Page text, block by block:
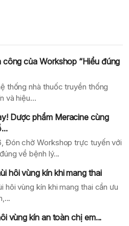
công của Workshop “Hiểu đúng
thống nhà thuốc truyền thống
và hiệu...
Dược phẩm Meracine cùng
Đón chờ Workshop trực tuyến với
về bệnh lý...
hôi vùng kín khi mang thai
hôi vùng kín khi mang thai cần ưu
vùng kín an toàn chị em...